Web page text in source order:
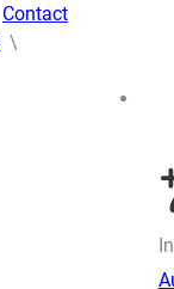
Contact
\